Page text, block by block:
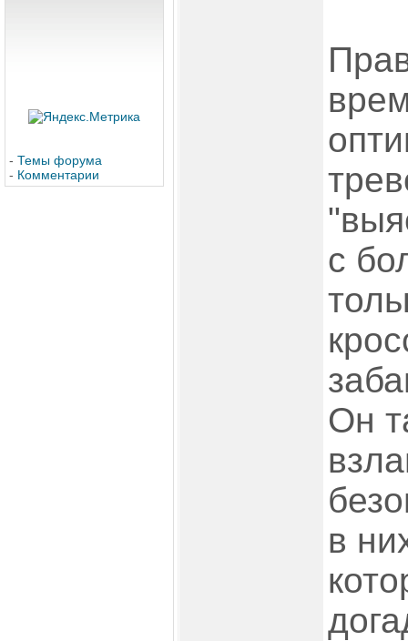
- Темы форума
- Комментарии
с
Он
в